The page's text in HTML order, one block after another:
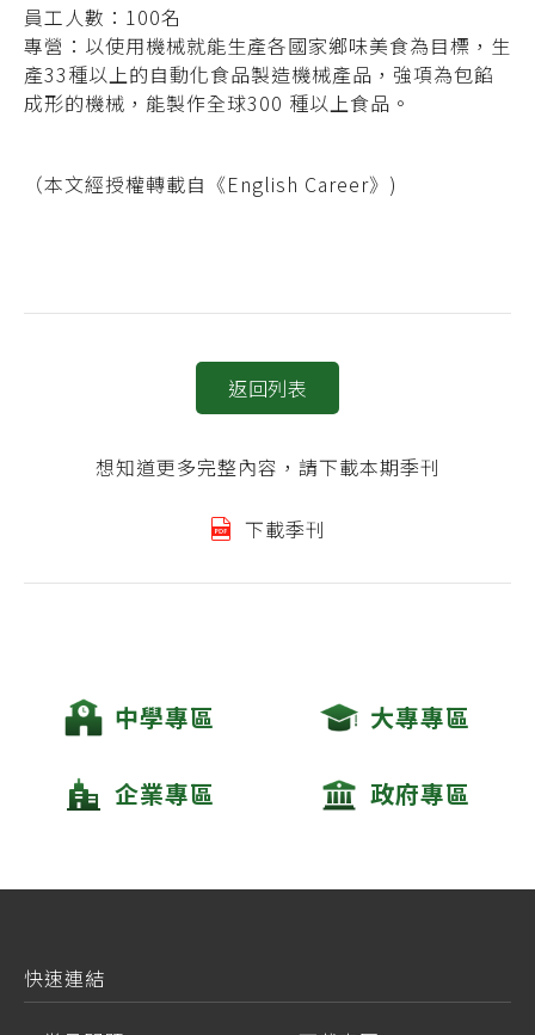
員工人數：100名
專營：以使用機械就能生產各國家鄉味美食為目標，生
產33種以上的自動化食品製造機械產品，強項為包餡
成形的機械，能製作全球300 種以上食品。
（本文經授權轉載自《English Career》)
返回列表
想知道更多完整內容，請下載本期季刊
下載季刊
中學專區 大專專區
企業專區 政府專區
快速連結